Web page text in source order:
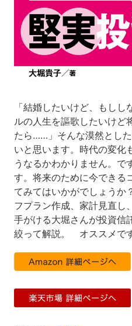
「結婚したいけど、もし
ルの人生を謳歌したいけ
たら……」そんな漠然とし
いと思います。時代の変化
うなるかわかりません。で
す。将来のために今できる
てみてはいかがでしょう
フプラン作成、家計見直し
手がける大堀さんが投資信
絞って解説。 オススメで